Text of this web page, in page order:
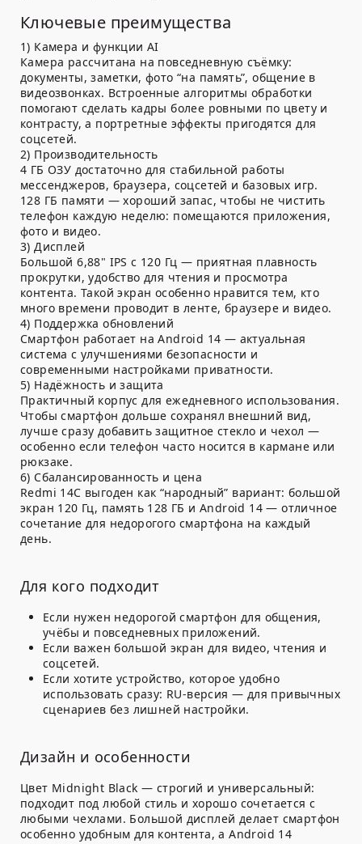
Ключевые преимущества
1) Камера и функции AI
Камера рассчитана на повседневную съёмку:
документы, заметки, фото “на память”, общение в
видеозвонках. Встроенные алгоритмы обработки
помогают сделать кадры более ровными по цвету и
контрасту, а портретные эффекты пригодятся для
соцсетей.
2) Производительность
4 ГБ ОЗУ достаточно для стабильной работы
мессенджеров, браузера, соцсетей и базовых игр.
128 ГБ памяти — хороший запас, чтобы не чистить
телефон каждую неделю: помещаются приложения,
фото и видео.
3) Дисплей
Большой 6,88" IPS с 120 Гц — приятная плавность
прокрутки, удобство для чтения и просмотра
контента. Такой экран особенно нравится тем, кто
много времени проводит в ленте, браузере и видео.
4) Поддержка обновлений
Смартфон работает на Android 14 — актуальная
система с улучшениями безопасности и
современными настройками приватности.
5) Надёжность и защита
Практичный корпус для ежедневного использования.
Чтобы смартфон дольше сохранял внешний вид,
лучше сразу добавить защитное стекло и чехол —
особенно если телефон часто носится в кармане или
рюкзаке.
6) Сбалансированность и цена
Redmi 14C выгоден как “народный” вариант: большой
экран 120 Гц, память 128 ГБ и Android 14 — отличное
сочетание для недорогого смартфона на каждый
день.
Для кого подходит
Если нужен недорогой смартфон для общения,
учёбы и повседневных приложений.
Если важен большой экран для видео, чтения и
соцсетей.
Если хотите устройство, которое удобно
использовать сразу: RU-версия — для привычных
сценариев без лишней настройки.
Дизайн и особенности
Цвет Midnight Black — строгий и универсальный:
подходит под любой стиль и хорошо сочетается с
любыми чехлами. Большой дисплей делает смартфон
особенно удобным для контента, а Android 14